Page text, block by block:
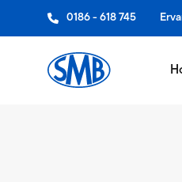
0186 - 618 745